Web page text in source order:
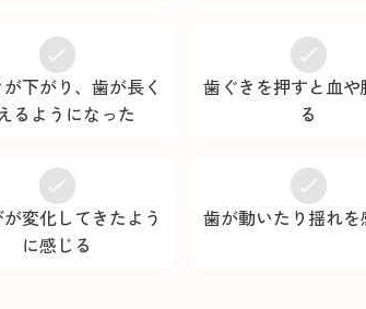
下がり、歯が長く
るようになった
歯ぐきを押すと血や
る
変化してきたよう
に感じる
歯が動いたり揺れを